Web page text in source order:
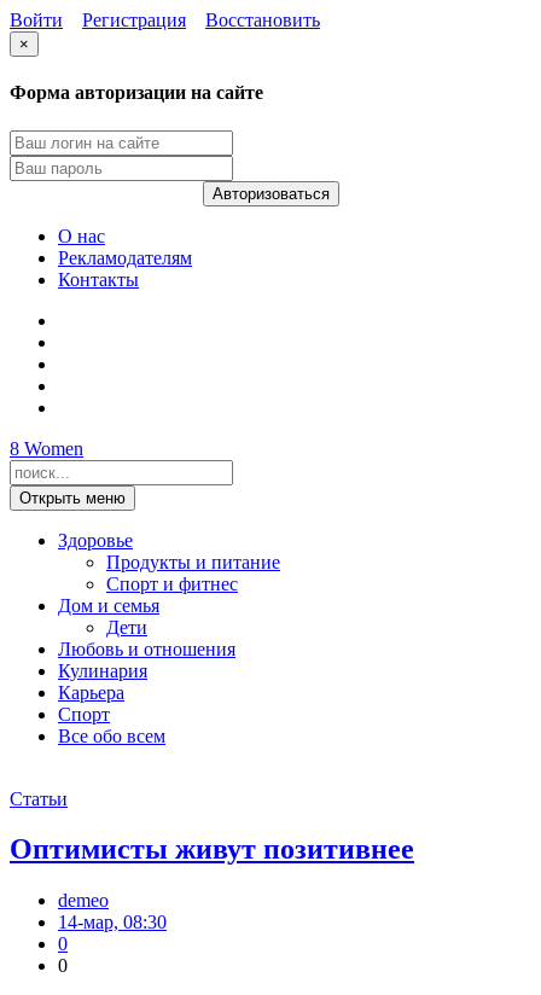
Войти Регистрация Восстановить
×
Форма авторизации на сайте
Авторизоваться
О нас
Рекламодателям
Контакты
8 Women
Открыть меню
Здоровье
Продукты и питание
Спорт и фитнес
Дом и семья
Дети
Любовь и отношения
Кулинария
Карьера
Спорт
Все обо всем
Статьи
Оптимисты живут позитивнее
demeo
14-мар, 08:30
0
0